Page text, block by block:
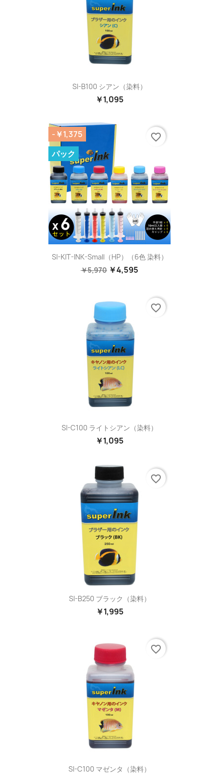
SI-B100 シアン（染料）
￥1,095
SI-KIT-INK-Small（HP）（6色 染料）
￥5,970 ￥4,595
-￥1,375
パック
favorite_border
SI-C100 ライトシアン（染料）
￥1,095
favorite_border
SI-B250 ブラック（染料）
￥1,995
favorite_border
SI-C100 マゼンタ（染料）
favorite_border